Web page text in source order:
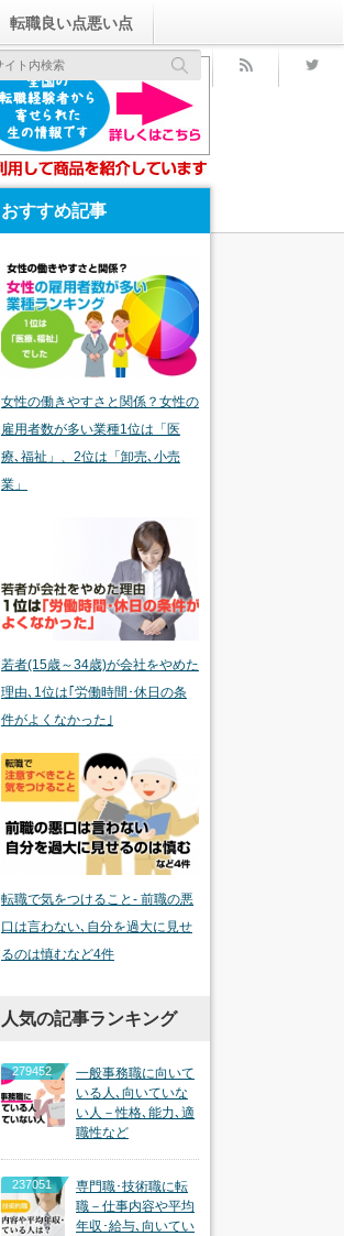
転職良い点悪い点
rss
おすすめ記事
女性の働きやすさと関係？女性の
雇用者数が多い業種1位は「医
療､福祉」、2位は「卸売､小売
業」
若者(15歳～34歳)が会社をやめた
理由､1位は｢労働時間･休日の条
件がよくなかった｣
転職で気をつけること- 前職の悪
口は言わない､自分を過大に見せ
るのは慎むなど4件
人気の記事ランキング
279452
一般事務職に向いて
いる人､向いていな
い人－性格､能力､適
職性など
237051
専門職･技術職に転
職－仕事内容や平均
年収･給与､向いてい